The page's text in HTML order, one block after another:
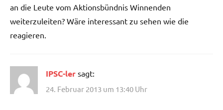
an die Leute vom Aktionsbündnis Winnenden
weiterzuleiten? Wäre interessant zu sehen wie die
reagieren.
IPSC-ler sagt:
24. Februar 2013 um 13:40 Uhr